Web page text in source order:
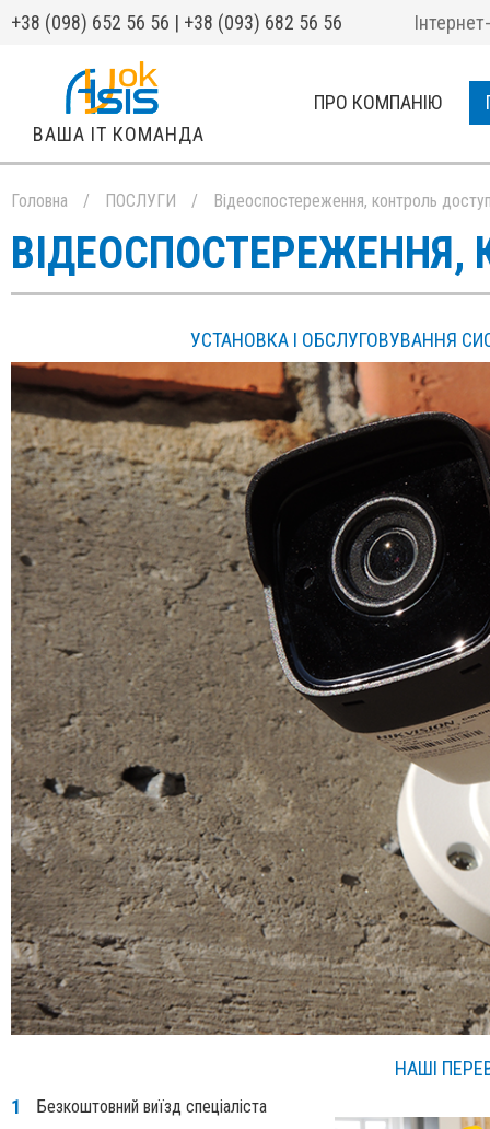
+38 (098) 652 56 56 | +38 (093) 682 56 56
ВАША IT КОМАНДА
ПРО КОМПАНІЮ
Головна / ПОСЛУГИ / Відеоспостереження, контроль
ВІДЕОСПОСТЕРЕЖЕННЯ,
УСТАНОВКА І ОБСЛУГОВУВАННЯ
НАШІ
Безкоштовний виїзд